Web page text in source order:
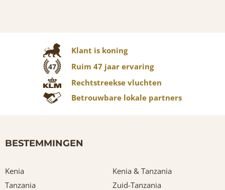
Klant is koning
47
Ruim 47 jaar ervaring
Rechtstreekse vluchten
Betrouwbare lokale partners
BESTEMMINGEN
Kenia
Kenia & Tanzania
Tanzania
Zuid-Tanzania